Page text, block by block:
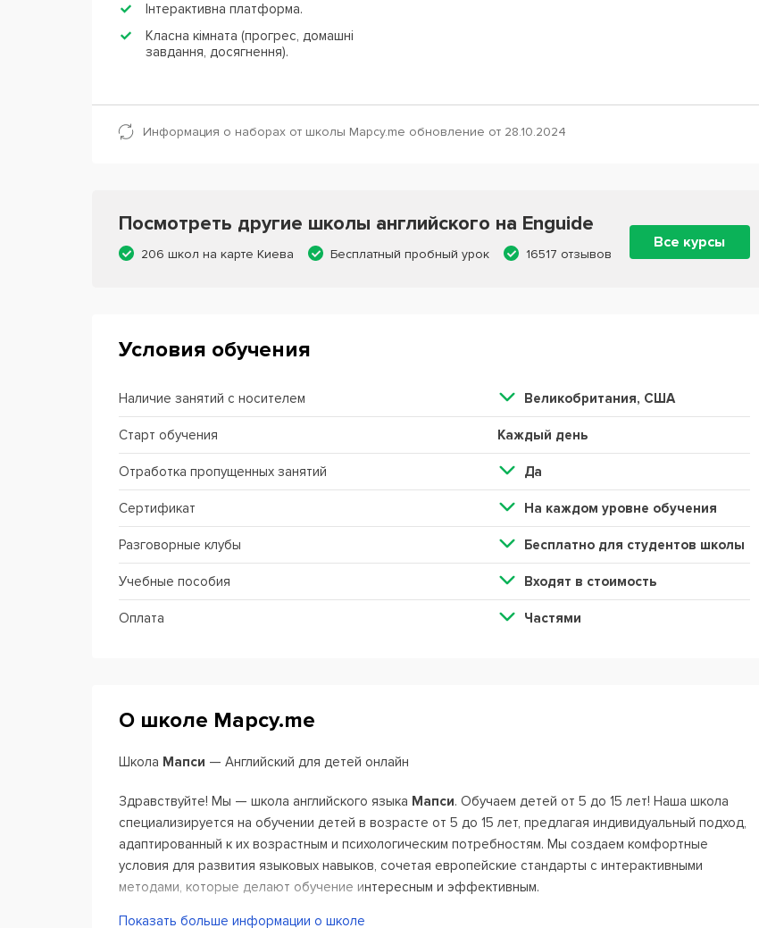
Інтерактивна платформа.
Класна кімната (прогрес, домашні
завдання, досягнення).
Информация о наборах от школы Mapcy.me обновление от 28.10.2024
Посмотреть другие школы английского на Enguide
206 школ на карте Киева Бесплатный пробный урок 16517 отзывов
Все курсы
Условия обучения
Наличие занятий с носителем Великобритания, США
Старт обучения Каждый день
Отработка пропущенных занятий Да
Сертификат На каждом уровне обучения
Разговорные клубы Бесплатно для студентов школы
Учебные пособия Входят в стоимость
Оплата Частями
О школе Mapcy.me
Школа Мапси — Английский для детей онлайн
Здравствуйте! Мы — школа английского языка Мапси. Обучаем детей от 5 до 15 лет! Наша школа
специализируется на обучении детей в возрасте от 5 до 15 лет, предлагая индивидуальный подход,
адаптированный к их возрастным и психологическим потребностям. Мы создаем комфортные
условия для развития языковых навыков, сочетая европейские стандарты с интерактивными
методами, которые делают обучение интересным и эффективным.
Показать больше информации о школе